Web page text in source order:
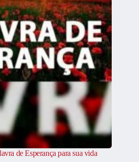
de Esperança para sua vida